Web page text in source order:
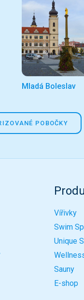
Mladá Boleslav
POBOČKY
Vířivky
Swim
Unique
Sauny
E-shop